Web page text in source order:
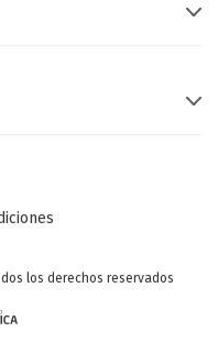
los derechos reservados